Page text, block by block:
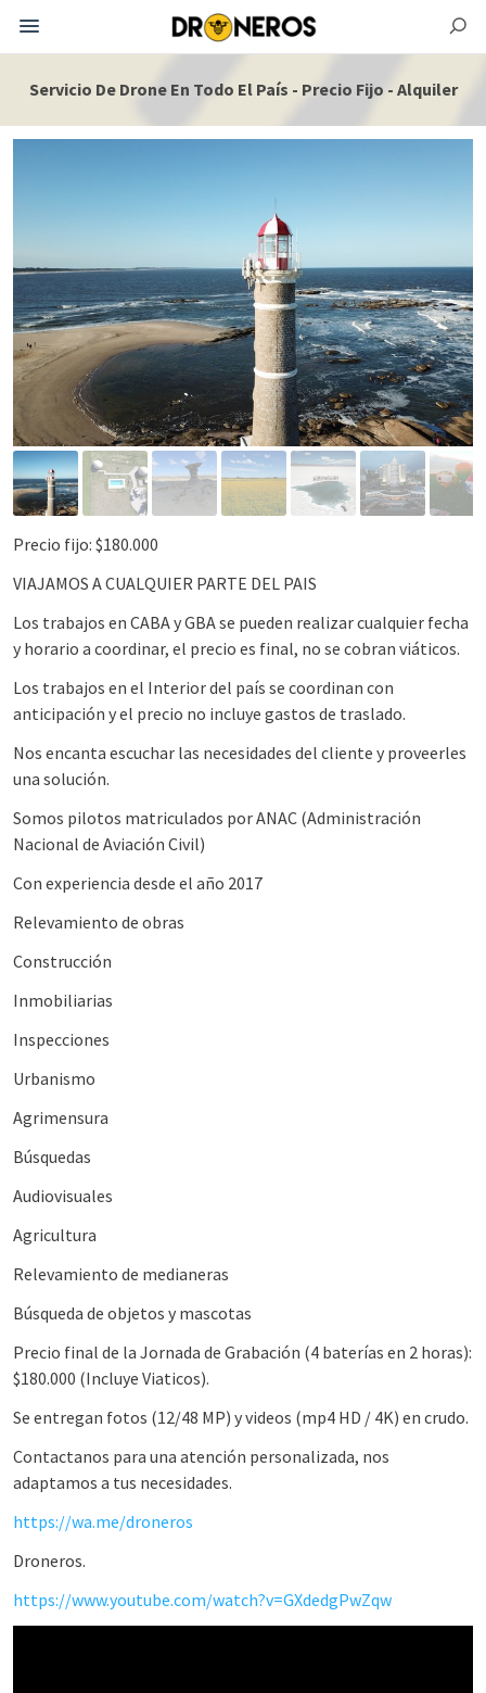
Servicio De Drone En Todo El País - Precio Fijo - Alquiler
Precio fijo: $180.000
VIAJAMOS A CUALQUIER PARTE DEL PAIS
Los trabajos en CABA y GBA se pueden realizar cualquier fecha
y horario a coordinar, el precio es final, no se cobran viáticos.
Los trabajos en el Interior del país se coordinan con
anticipación y el precio no incluye gastos de traslado.
Nos encanta escuchar las necesidades del cliente y proveerles
una solución.
Somos pilotos matriculados por ANAC (Administración
Nacional de Aviación Civil)
Con experiencia desde el año 2017
Relevamiento de obras
Construcción
Inmobiliarias
Inspecciones
Urbanismo
Agrimensura
Búsquedas
Audiovisuales
Agricultura
Relevamiento de medianeras
Búsqueda de objetos y mascotas
Precio final de la Jornada de Grabación (4 baterías en 2 horas):
$180.000 (Incluye Viaticos).
Se entregan fotos (12/48 MP) y videos (mp4 HD / 4K) en crudo.
Contactanos para una atención personalizada, nos
adaptamos a tus necesidades.
https://wa.me/droneros
Droneros.
https://www.youtube.com/watch?v=GXdedgPwZqw